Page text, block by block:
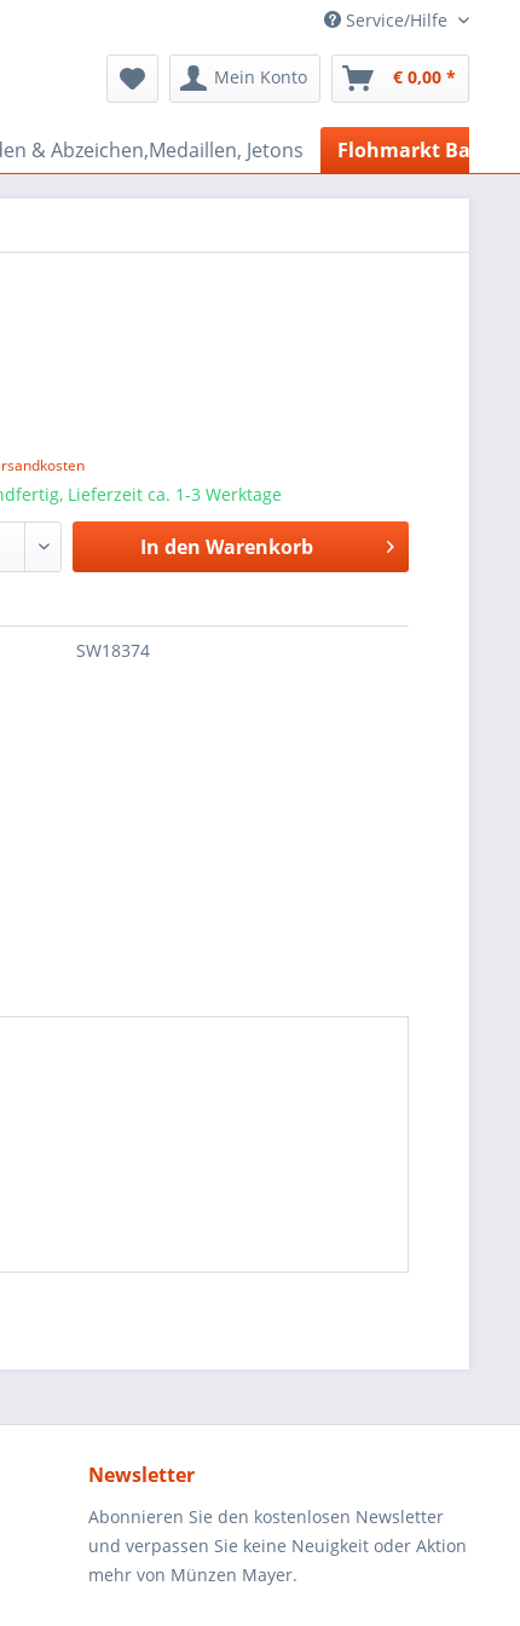
Service/Hilfe
Mein Konto € 0,00 *
& Abzeichen,Medaillen, Jetons Flohmarkt Bazar
Lieferzeit ca. 1-3 Werktage
In den Warenkorb
SW18374
Newsletter
Abonnieren Sie den kostenlosen Newsletter
und verpassen Sie keine Neuigkeit oder Aktion
mehr von Münzen Mayer.